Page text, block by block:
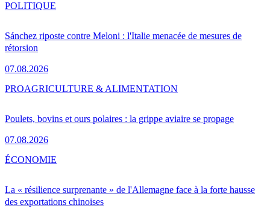
Sánchez riposte contre Meloni : l'Italie menacée de mesures de
rétorsion
07.08.2026
POLITIQUE
Poulets, bovins et ours polaires : la grippe aviaire se propage
07.08.2026
PROAGRICULTURE & ALIMENTATION
La « résilience surprenante » de l'Allemagne face à la forte hausse
des exportations chinoises
ÉCONOMIE